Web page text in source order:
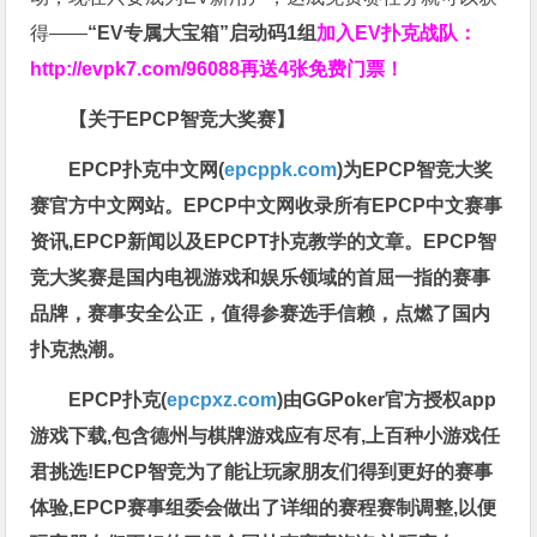
得——“EV专属大宝箱”启动码1组 加入EV扑克战队：
http://evpk7.com/96088再送4张免费门票！
【关于EPCP智竞大奖赛】
EPCP扑克中文网(epcppk.com)为EPCP智竞大奖
赛官方中文网站。EPCP中文网收录所有EPCP中文赛事
资讯,EPCP新闻以及EPCPT扑克教学的文章。EPCP智
竞大奖赛是国内电视游戏和娱乐领域的首屈一指的赛事
品牌，赛事安全公正，值得参赛选手信赖，点燃了国内
扑克热潮。
EPCP扑克(epcpxz.com)由GGPoker官方授权app
游戏下载,包含德州与棋牌游戏应有尽有,上百种小游戏任
君挑选!EPCP智竞为了能让玩家朋友们得到更好的赛事
体验,EPCP赛事组委会做出了详细的赛程赛制调整,以便